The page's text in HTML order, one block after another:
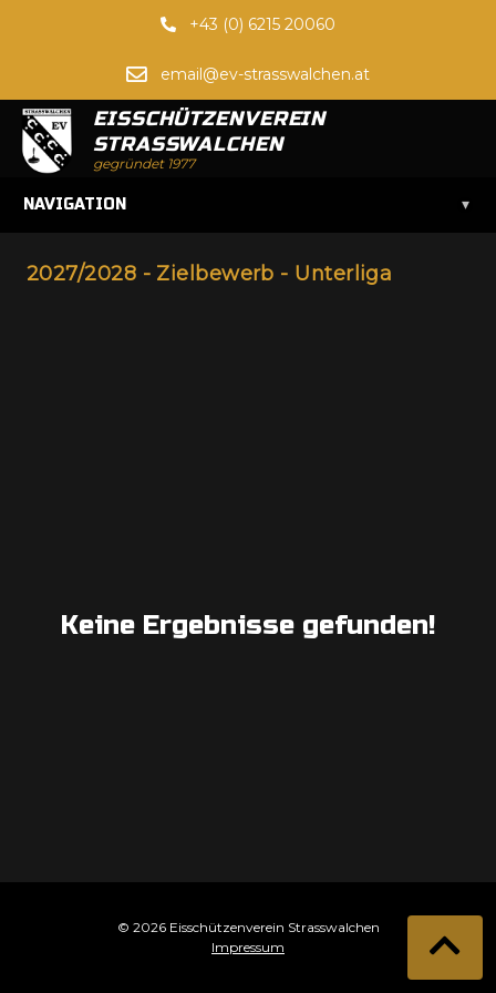
+43 (0) 6215 20060
email@ev-strasswalchen.at
EISSCHÜTZENVEREIN
STRASSWALCHEN
gegründet 1977
NAVIGATION ▾
2027/2028 - Zielbewerb - Unterliga
Keine Ergebnisse gefunden!
© 2026 Eisschützenverein Strasswalchen
Impressum